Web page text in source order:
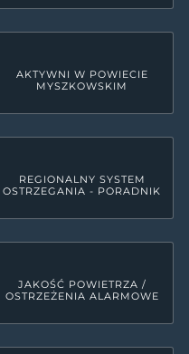
AKTYWNI W POWIECIE
MYSZKOWSKIM
REGIONALNY SYSTEM
OSTRZEGANIA - PORADNIK
JAKOŚĆ POWIETRZA /
OSTRZEŻENIA ALARMOWE